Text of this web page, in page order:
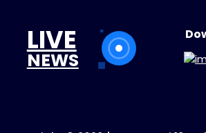
LIVE
NEWS